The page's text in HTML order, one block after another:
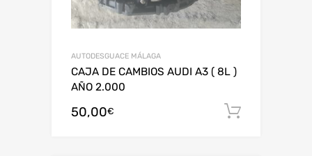
AUTODESGUACE MÁLAGA
CAJA DE CAMBIOS AUDI A3 ( 8L )
AÑO 2.000
50,00€